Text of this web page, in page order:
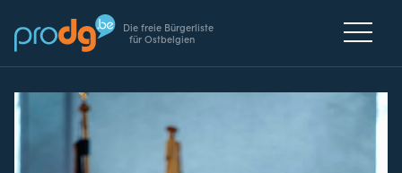
Die freie Bürgerliste
für Ostbelgien